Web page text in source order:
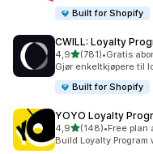
Built for Shopify
CWILL: Loyalty
4,9av 5 stjerner
(781)
Totalt 781 omtaler
•Gratis
Gjør enkeltkjøpere til
Built for Shopify
YOYO Loyalty
4,9av 5 stjerner
(148)
Totalt 148 omtaler
•Free plan
Build Loyalty Program